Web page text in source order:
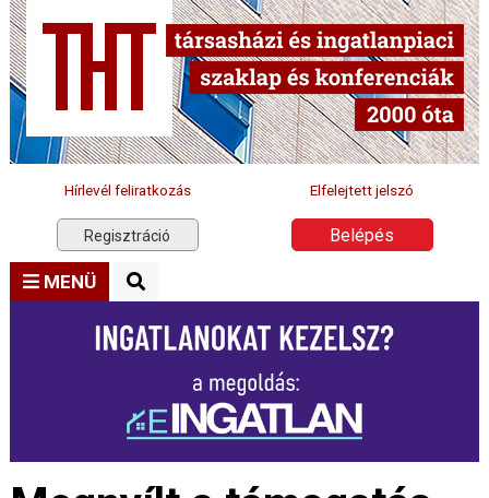
Hírlevél feliratkozás Elfelejtett jelszó
Regisztráció Belépés
MENÜ